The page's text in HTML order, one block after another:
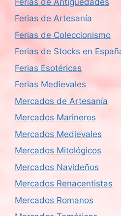
Ferias de Artesanía
Ferias de Coleccionismo
Ferias de Stocks en
Ferias Esotéricas
Ferias Medievales
Mercados de Artesanía
Mercados Marineros
Mercados Medievales
Mercados Mitológicos
Mercados Navideños
Mercados Renacentistas
Mercados Romanos